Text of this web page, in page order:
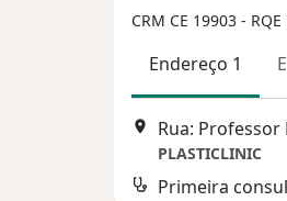
CRM CE 19903 -
Endereço 1
PLASTICLINIC